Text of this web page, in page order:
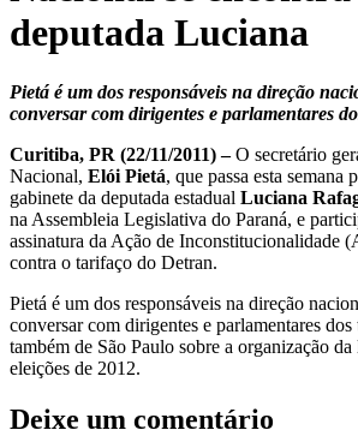
deputada Luciana
Pietá é um dos responsáveis na direção
conversar com dirigentes e parlamentares
Curitiba, PR (22/11/2011) –O secretário
Nacional, Elói Pietá, que passa esta
gabinete da deputada estadual Luciana
na Assembleia Legislativa do Paraná, e
assinatura da Ação de Inconstitucionalidade
contra o tarifaço do Detran.
Pietá é um dos responsáveis na direção
conversar com dirigentes e parlamentares dos
também de São Paulo sobre a organização da
eleições de 2012.
Deixe um comentário